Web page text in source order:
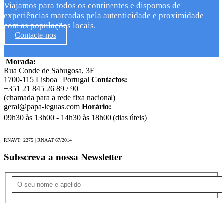
Viajamos para todos os continentes e dispomos de
experiências marcadas pela autenticidade e proximidade
com as populações locais.
Contacte-nos
Morada:
Rua Conde de Sabugosa, 3F
1700-115 Lisboa | Portugal Contactos:
+351 21 845 26 89 / 90
(chamada para a rede fixa nacional)
geral@papa-leguas.com Horário:
09h30 às 13h00 - 14h30 às 18h00 (dias úteis)
RNAVT: 2275 | RNAAT 67/2014
Subscreva a nossa Newsletter